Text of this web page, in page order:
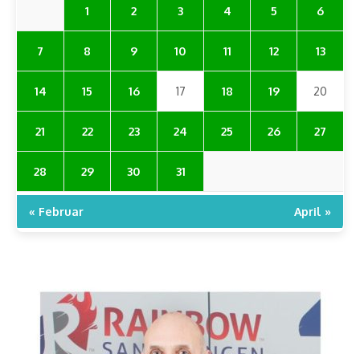
1 2 3 4 5 6
7 8 9 10 11 12 13
14 15 16 17 18 19 20
21 22 23 24 25 26 27
28 29 30 31
« Februar April »